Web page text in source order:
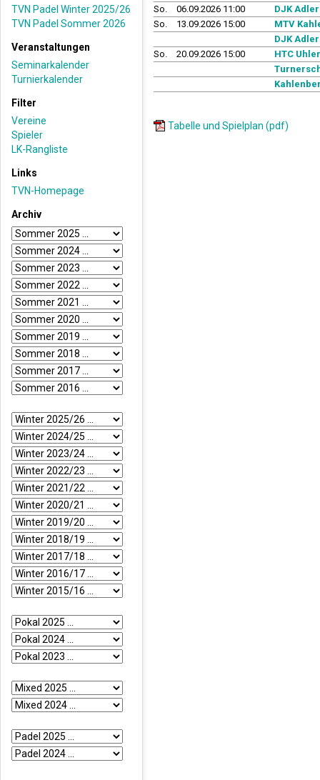
TVN Padel Winter 2025/26
TVN Padel Sommer 2026
Veranstaltungen
Seminarkalender
Turnierkalender
Filter
Vereine
Spieler
LK-Rangliste
Links
TVN-Homepage
Archiv
So.
06.09.2026 11:00
DJK Adler
So.
13.09.2026 15:00
MTV
DJK Adler
So.
20.09.2026 15:00
HTC
Tabelle und Spielplan (pdf)